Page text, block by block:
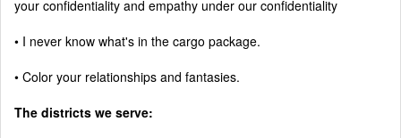
your confidentiality and empathy under our confidentiality
• I never know what's in the cargo package.
• Color your relationships and fantasies.
The districts we serve: